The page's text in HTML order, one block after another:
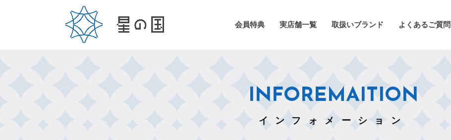
会員特典 実店舗一覧 取扱いブランド よくあるご質問
INFOREMAITION
インフォメーション